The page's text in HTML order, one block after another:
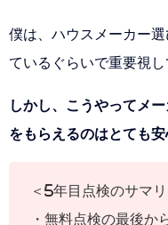
僕は、ハウスメーカー
ているぐらいで重要視し
しかし、こうやってメ
をもらえるのはとても安
＜5年目点検のサマリ
・無料点検の最後か